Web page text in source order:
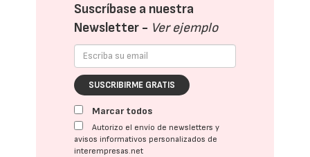
Suscríbase a nuestra
Newsletter - Ver ejemplo
SUSCRIBIRME GRATIS
Marcar todos
Autorizo el envío de newsletters y
avisos informativos personalizados de
interempresas.net